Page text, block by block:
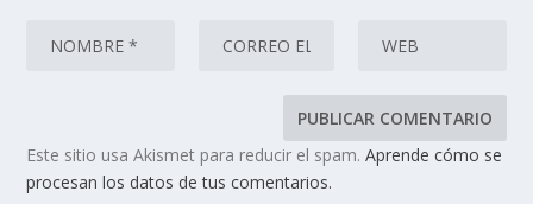
Este sitio usa Akismet para reducir el spam.Aprende cómo se
procesan los datos de tus comentarios.